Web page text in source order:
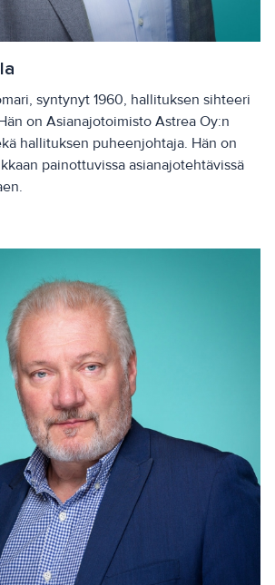
syntynyt 1960, hallituksen sihteeri
on Asianajotoimisto Astrea Oy:n
hallituksen puheenjohtaja. Hän on
painottuvissa asianajotehtävissä